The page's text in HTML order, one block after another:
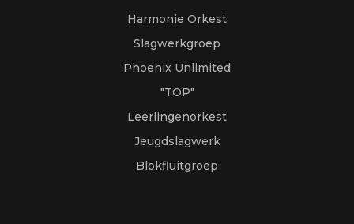
Harmonie Orkest
Slagwerkgroep
Phoenix Unlimited
"TOP"
Leerlingenorkest
Jeugdslagwerk
Blokfluitgroep